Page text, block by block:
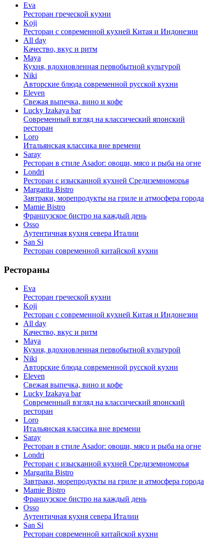
Eva
Ресторан греческой кухни
Koji
Ресторан с cовременной кухней Китая и Индонезии
All day
Качество, вкус и ритм
Maya
Кухня, вдохновленная первобытной культурой
Niki
Авторские блюда современной русской кухни
Eleven
Свежая выпечка, вино и кофе
Lucky Izakaya bar
Современный взгляд на классический японский
ресторан
Loro
Итальянская классика вне времени
Saray
Ресторан в стиле Asador: овощи, мясо и рыба на огне
Londri
Ресторан с изысканной кухней Средиземноморья
Margarita Bistro
Завтраки, морепродукты на гриле и атмосфера города
Mamie Bistro
Французское бистро на каждый день
Osso
Аутентичная кухня севера Италии
San Si
Ресторан современной китайской кухни
Рестораны
Eva
Ресторан греческой кухни
Koji
Ресторан с cовременной кухней Китая и Индонезии
All day
Качество, вкус и ритм
Maya
Кухня, вдохновленная первобытной культурой
Niki
Авторские блюда современной русской кухни
Eleven
Свежая выпечка, вино и кофе
Lucky Izakaya bar
Современный взгляд на классический японский
ресторан
Loro
Итальянская классика вне времени
Saray
Ресторан в стиле Asador: овощи, мясо и рыба на огне
Londri
Ресторан с изысканной кухней Средиземноморья
Margarita Bistro
Завтраки, морепродукты на гриле и атмосфера города
Mamie Bistro
Французское бистро на каждый день
Osso
Аутентичная кухня севера Италии
San Si
Ресторан современной китайской кухни